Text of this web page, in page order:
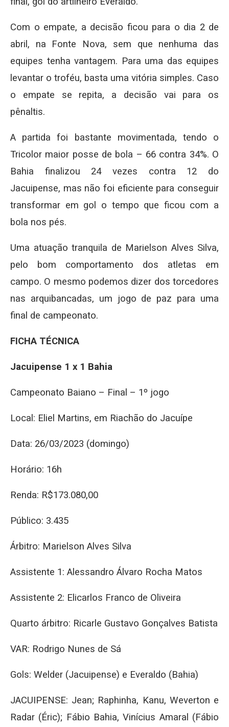
Com o empate, a decisão ficou para o dia 2 de
abril, na Fonte Nova, sem que nenhuma das
equipes tenha vantagem. Para uma das equipes
levantar o troféu, basta uma vitória simples. Caso
o empate se repita, a decisão vai para os
pênaltis.
A partida foi bastante movimentada, tendo o
Tricolor maior posse de bola – 66 contra 34%. O
Bahia finalizou 24 vezes contra 12 do
Jacuipense, mas não foi eficiente para conseguir
transformar em gol o tempo que ficou com a
bola nos pés.
Uma atuação tranquila de Marielson Alves Silva,
pelo bom comportamento dos atletas em
campo. O mesmo podemos dizer dos torcedores
nas arquibancadas, um jogo de paz para uma
final de campeonato.
FICHA TÉCNICA
Jacuipense 1 x 1 Bahia
Campeonato Baiano – Final – 1º jogo
Local: Eliel Martins, em Riachão do Jacuípe
Data: 26/03/2023 (domingo)
Horário: 16h
Renda: R$173.080,00
Público: 3.435
Árbitro: Marielson Alves Silva
Assistente 1: Alessandro Álvaro Rocha Matos
Assistente 2: Elicarlos Franco de Oliveira
Quarto árbitro: Ricarle Gustavo Gonçalves Batista
VAR: Rodrigo Nunes de Sá
Gols: Welder (Jacuipense) e Everaldo (Bahia)
JACUIPENSE: Jean; Raphinha, Kanu, Weverton e
Radar (Éric); Fábio Bahia, Vinícius Amaral (Fábio